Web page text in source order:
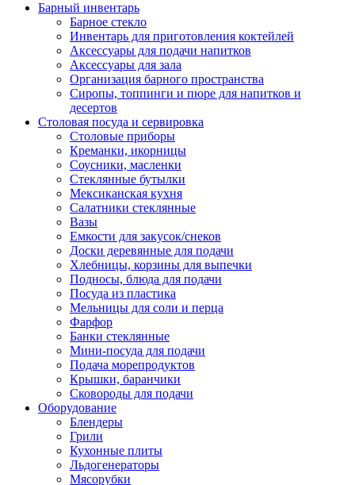
Барный инвентарь
Барное стекло
Инвентарь для приготовления коктейлей
Аксессуары для подачи напитков
Аксессуары для зала
Организация барного пространства
Сиропы, топпинги и пюре для напитков и
десертов
Столовая посуда и сервировка
Столовые приборы
Креманки, икорницы
Соусники, масленки
Стеклянные бутылки
Мексиканская кухня
Салатники стеклянные
Вазы
Емкости для закусок/снеков
Доски деревянные для подачи
Хлебницы, корзины для выпечки
Подносы, блюда для подачи
Посуда из пластика
Мельницы для соли и перца
Фарфор
Банки стеклянные
Мини-посуда для подачи
Подача морепродуктов
Крышки, баранчики
Сковороды для подачи
Оборудование
Блендеры
Грили
Кухонные плиты
Льдогенераторы
Мясорубки